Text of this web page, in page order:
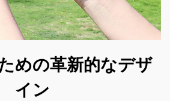
めの革新的なデザ
イン